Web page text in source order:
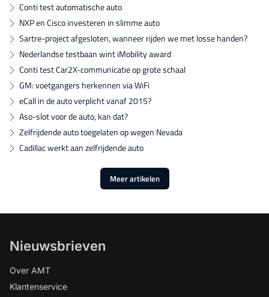
Conti test automatische auto
NXP en Cisco investeren in slimme auto
Sartre-project afgesloten, wanneer rijden we met losse handen?
Nederlandse testbaan wint iMobility award
Conti test Car2X-communicatie op grote schaal
GM: voetgangers herkennen via WiFi
eCall in de auto verplicht vanaf 2015?
Aso-slot voor de auto, kan dat?
Zelfrijdende auto toegelaten op wegen Nevada
Cadillac werkt aan zelfrijdende auto
Meer artikelen
Nieuwsbrieven
Over AMT
Klantenservice